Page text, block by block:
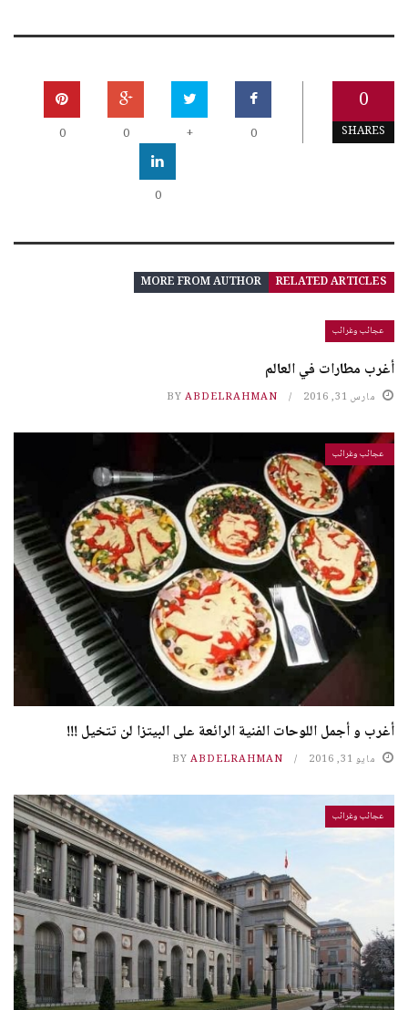
0
SHARES
0
+
0
0
0
RELATED ARTICLES
MORE FROM AUTHOR
عجائب وغرائب
أغرب مطارات في العالم
مارس 31, 2016 BY ABDELRAHMAN
عجائب وغرائب
أغرب و أجمل اللوحات الفنية الرائعة على البيتزا لن تتخيل !!!
مايو 31, 2016 BY ABDELRAHMAN
عجائب وغرائب